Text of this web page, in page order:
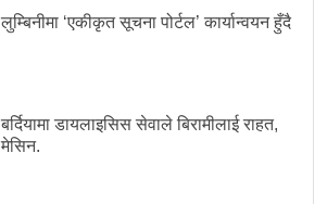
लुम्बिनीमा ‘एकीकृत सूचना पोर्टल’ कार्यान्वयन हुँदै
बर्दियामा डायलाइसिस सेवाले बिरामीलाई राहत,
मेसिन.